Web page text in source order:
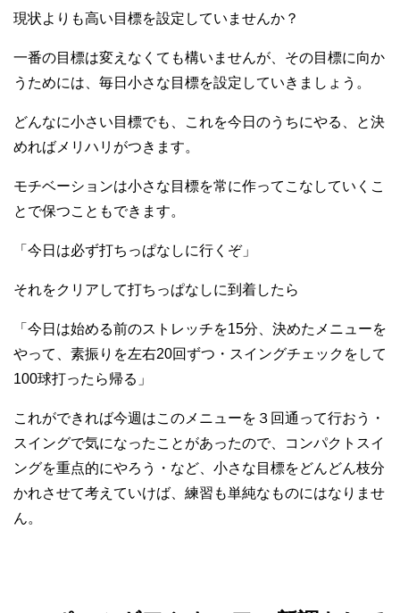
現状よりも高い目標を設定していませんか？
一番の目標は変えなくても構いませんが、その目標に向か
うためには、毎日小さな目標を設定していきましょう。
どんなに小さい目標でも、これを今日のうちにやる、と決
めればメリハリがつきます。
モチベーションは小さな目標を常に作ってこなしていくこ
とで保つこともできます。
「今日は必ず打ちっぱなしに行くぞ」
それをクリアして打ちっぱなしに到着したら
「今日は始める前のストレッチを15分、決めたメニューを
やって、素振りを左右20回ずつ・スイングチェックをして
100球打ったら帰る」
これができれば今週はこのメニューを３回通って行おう・
スイングで気になったことがあったので、コンパクトスイ
ングを重点的にやろう・など、小さな目標をどんどん枝分
かれさせて考えていけば、練習も単純なものにはなりませ
ん。